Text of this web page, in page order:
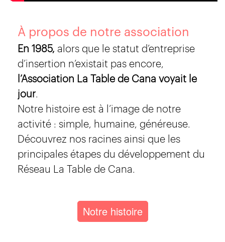
À propos de notre association
En 1985, alors que le statut d’entreprise
d’insertion n’existait pas encore,
l’Association La Table de Cana voyait le
jour.
Notre histoire est à l’image de notre
activité : simple, humaine, généreuse.
Découvrez nos racines ainsi que les
principales étapes du développement du
Réseau La Table de Cana.
Notre histoire